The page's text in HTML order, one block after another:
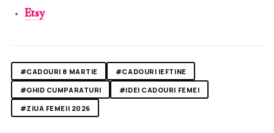
Etsy
#CADOURI 8 MARTIE
#CADOURI IEFTINE
#GHID CUMPARATURI
#IDEI CADOURI FEMEI
#ZIUA FEMEII 2026